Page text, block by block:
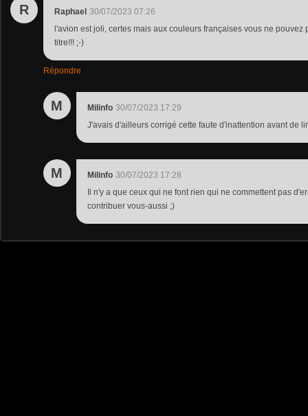
R Raphael 30/07/2023 07:26
l'avion est joli, certes mais aux couleurs françaises vous ne pouvez
titre!!! ;-)
Répondre
M Milinfo 30/07/2023 17:29
J'avais d'ailleurs corrigé cette faute d'inattention avant de
M Milinfo 30/07/2023 17:28
Il n'y a que ceux qui ne font rien qui ne commettent pas
contribuer vous-aussi ;)